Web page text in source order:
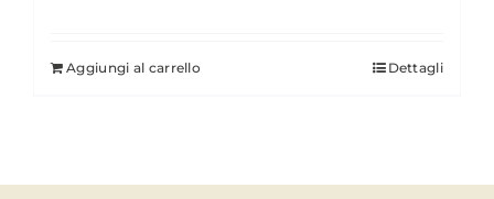
Aggiungi al carrello Dettagli